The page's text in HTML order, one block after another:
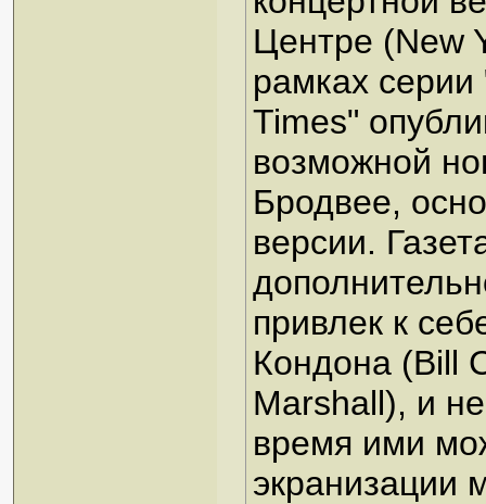
Центре (New
рамках серии
Times"
возможной
Бродвее,
версии.
привлек к
Кондона (Bill
Marshall), и
время ими
экранизации